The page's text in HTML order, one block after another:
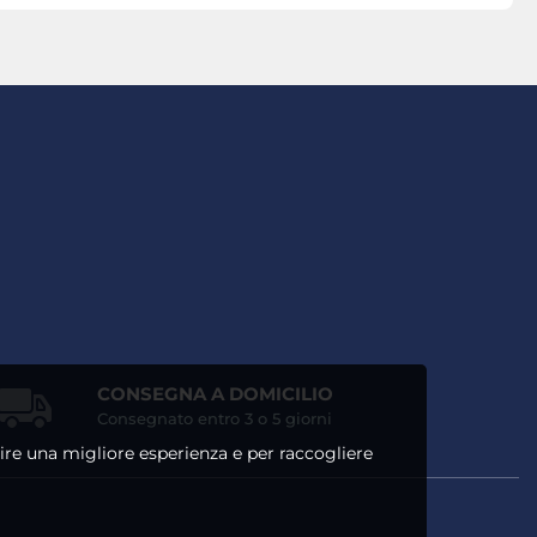
CONSEGNA A DOMICILIO
Consegnato entro 3 o 5 giorni
una migliore esperienza e per raccogliere